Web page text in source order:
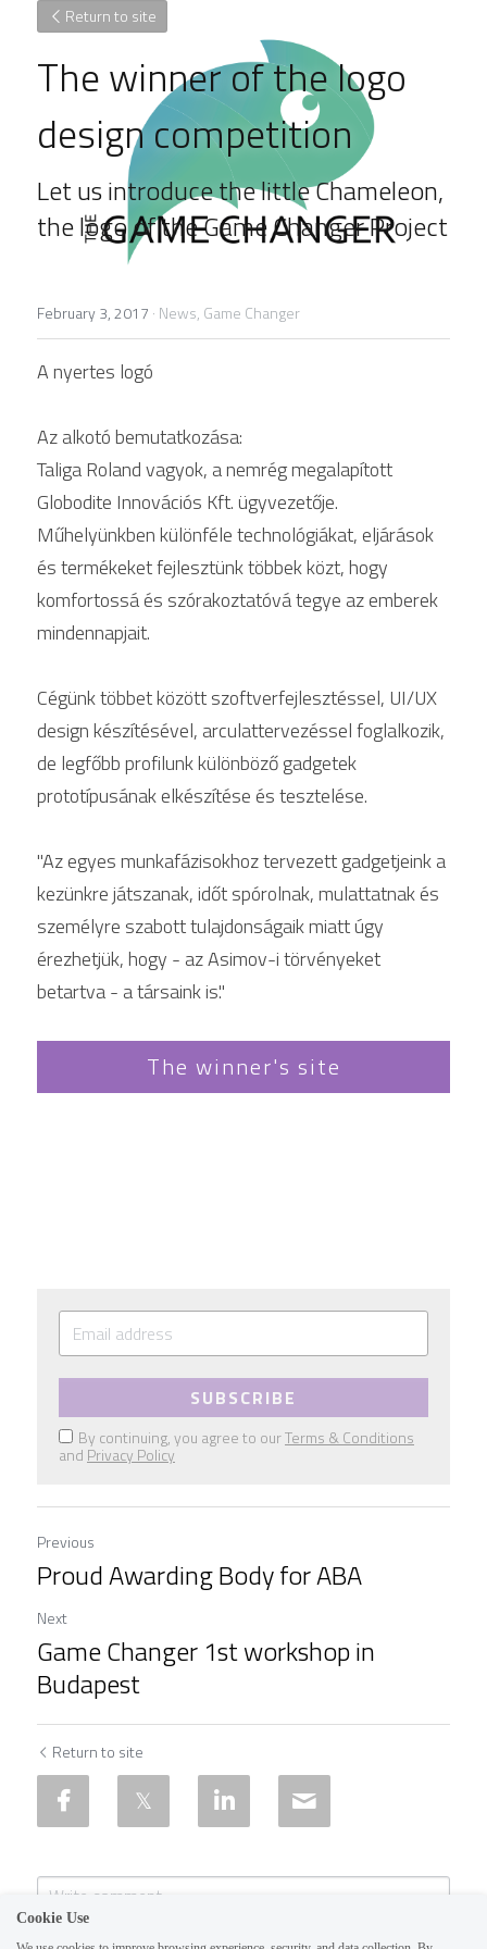
Return to site
The winner of the logo
design competition
Let us introduce the little Chameleon,
the logo of the Game Changer Project
February 3, 2017 · News, Game Changer
A nyertes logó
Az alkotó bemutatkozása:
Taliga Roland vagyok, a nemrég megalapított
Globodite Innovációs Kft. ügyvezetője.
Műhelyünkben különféle technológiákat, eljárások
és termékeket fejlesztünk többek közt, hogy
komfortossá és szórakoztatóvá tegye az emberek
mindennapjait.
Cégünk többet között szoftverfejlesztéssel, UI/UX
design készítésével, arculattervezéssel foglalkozik,
de legfőbb profilunk különböző gadgetek
prototípusának elkészítése és tesztelése.
"Az egyes munkafázisokhoz tervezett gadgetjeink a
kezünkre játszanak, időt spórolnak, mulattatnak és
személyre szabott tulajdonságaik miatt úgy
érezhetjük, hogy - az Asimov-i törvényeket
betartva - a társaink is."
The winner's site
SUBSCRIBE
By continuing, you agree to ourTerms & Conditions
and Privacy Policy
Previous
Proud Awarding Body for ABA
Next
Game Changer 1st workshop in
Budapest
Return to site
Cookie Use